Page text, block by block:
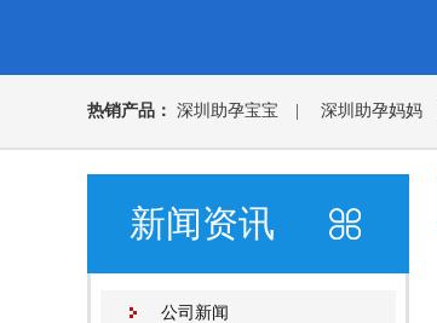
热销产品： 深圳助孕宝宝 深圳助孕妈妈
新闻资讯
公司新闻